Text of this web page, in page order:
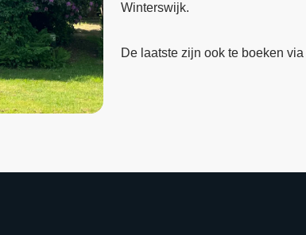
Winterswijk.
De laatste zijn ook te boeken via